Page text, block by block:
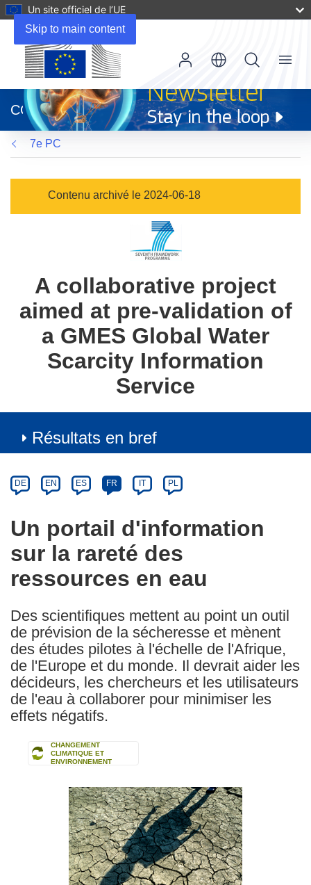
Skip to main content
Un site officiel de l’UE
dans
une
nouvelle
fenêtre)
CORDIS
Menu
7e PC
Contenu archivé le 2024-06-18
A collaborative project
aimed at pre-validation of
a GMES Global Water
Scarcity Information
Service
Résultats en bref
Category
Article
available
the
following
languages:
DE EN ES FR IT PL
Un portail d'information
sur la rareté des
ressources en eau
Des scientifiques mettent au point un outil
de prévision de la sécheresse et mènent
des études pilotes à l'échelle de l'Afrique,
de l'Europe et du monde. Il devrait aider les
décideurs, les chercheurs et les utilisateurs
de l'eau à collaborer pour minimiser les
effets négatifs.
CHANGEMENT
CLIMATIQUE ET
ENVIRONNEMENT